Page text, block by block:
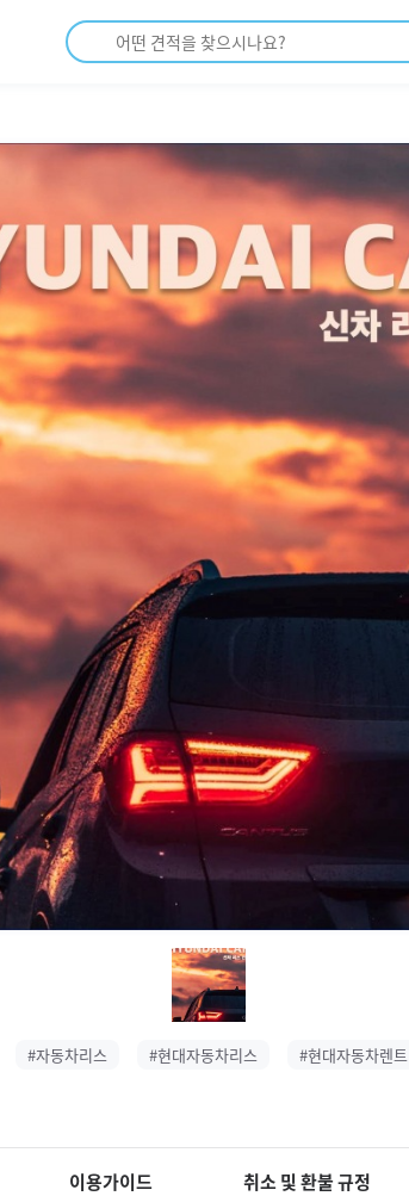
#자동차리스 #현대자동차리스 #현대자동차렌트
이용가이드 취소 및 환불 규정